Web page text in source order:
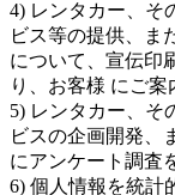
4) レンタカー、そ
ビス等の提供、ま
について、宣伝印
り、お客様 にご案
5) レンタカー、そ
ビスの企画開発、
にアンケート調査
6) 個人情報を統計